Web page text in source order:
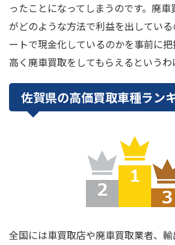
ったことになってしまうのです。廃
がどのような方法で利益を出してい
ートで現金化しているのかを事前に把
高く廃車買取をしてもらえるというわ
佐賀県の高価買取車種ラン
全国には車買取店や廃車買取業者、